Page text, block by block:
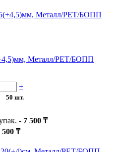
Металл/PET/БОПП
+
50 шт.
- 7 500 ₸
500 ₸